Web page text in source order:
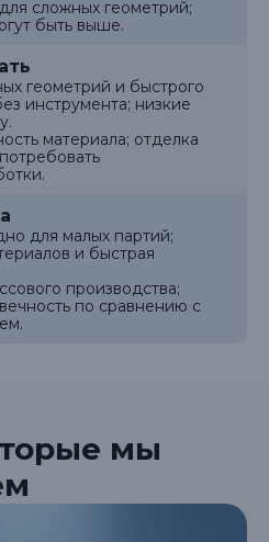
сложных геометрий;
быть выше.
геометрий и быстрого
инструмента; низкие
материала; отделка
для малых партий;
и быстрая
производства;
по сравнению с
мы